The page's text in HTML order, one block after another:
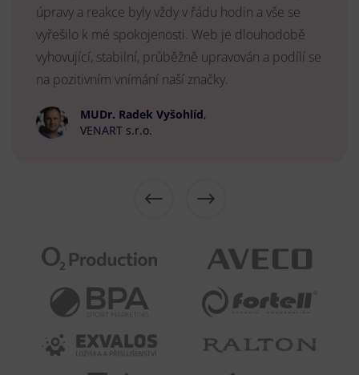
úpravy a reakce byly vždy v řádu hodin a vše se
vyřešilo k mé spokojenosti. Web je dlouhodobě
vyhovující, stabilní, průběžně upravován a podílí se
na pozitivním vnímání naší značky.
MUDr. Radek Vyšohlíd,
VENART s.r.o.